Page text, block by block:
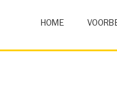
HOME